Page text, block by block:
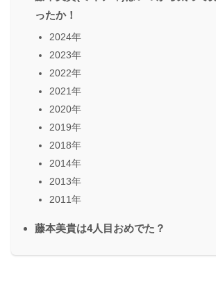
ったか！
2024年
2023年
2022年
2021年
2020年
2019年
2018年
2014年
2013年
2011年
藤本美貴は4人目おめでた？